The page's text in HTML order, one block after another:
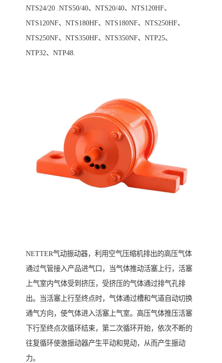
NTS24/20 .NTS50/40、NTS20/40、NTS120HF、
NTS120NF、NTS180HF、NTS180NF、NTS250HF、
NTS250NF、NTS350HF、NTS350NF、NTP25、
NTP32、NTP48.
NETTER气动振动器，利用空气压缩机排出的高压气体
通过气管接入产品进气口，当气体推动活塞上行，活塞
上气室内气体受到挤压，受挤压的气体通过排气孔排
出。当活塞上行至终点时，气体通过槽和气道自动切换
通气方向，使气体进入活塞上气室。高压气体推压活塞
下行至终点次循环结束，第二次循环开始，依次不断的
往复循环使激振动器产生平动和晃动，从而产生振动
力。